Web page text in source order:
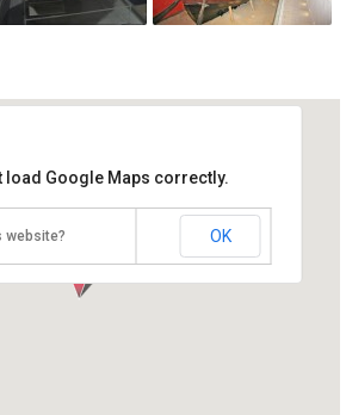
Музей моря
load Google Maps correctly.
website? OK